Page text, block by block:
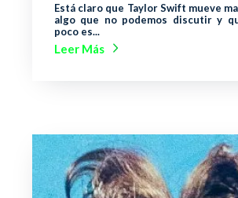
Está claro que Taylor Swift mueve
algo que no podemos discutir y
poco es...
Leer Más